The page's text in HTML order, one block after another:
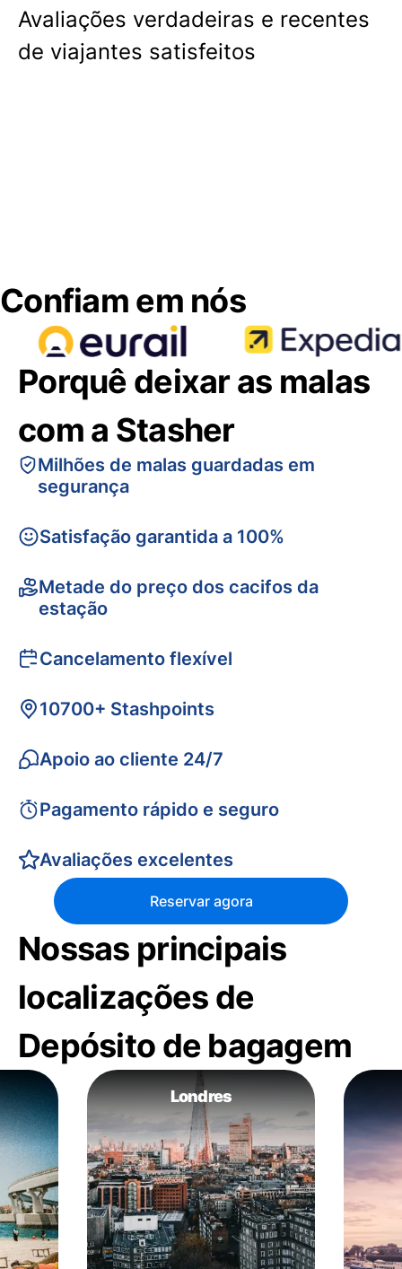
Avaliações verdadeiras e recentes
de viajantes satisfeitos
Confiam em nós
Porquê deixar as malas
com a Stasher
Milhões de malas guardadas em
segurança
Satisfação garantida a 100%
Metade do preço dos cacifos da
estação
Cancelamento flexível
10700+ Stashpoints
Apoio ao cliente 24/7
Pagamento rápido e seguro
Avaliações excelentes
Reservar agora
Nossas principais
localizações de
Depósito de bagagem
Londres